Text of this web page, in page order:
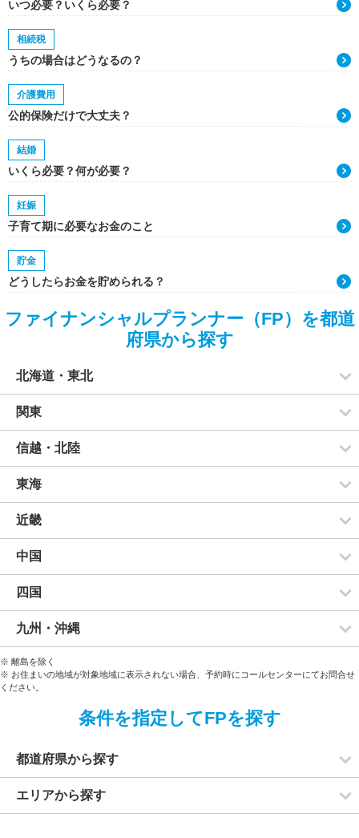
いつ必要？いくら必要？
相続税
うちの場合はどうなるの？
介護費用
公的保険だけで大丈夫？
結婚
いくら必要？何が必要？
妊娠
子育て期に必要なお金のこと
貯金
どうしたらお金を貯められる？
ファイナンシャルプランナー（FP）を都道
府県から探す
北海道・東北
関東
信越・北陸
東海
近畿
中国
四国
九州・沖縄
※ 離島を除く
※ お住まいの地域が対象地域に表示されない場合、予約時にコールセンターにてお問合せ
ください。
条件を指定してFPを探す
都道府県から探す
エリアから探す